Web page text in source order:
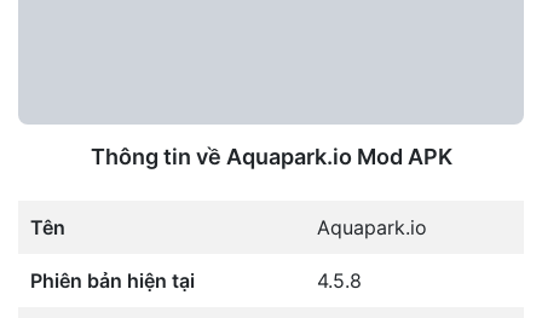
Thông tin về Aquapark.io Mod APK
Tên Aquapark.io
Phiên bản hiện tại 4.5.8